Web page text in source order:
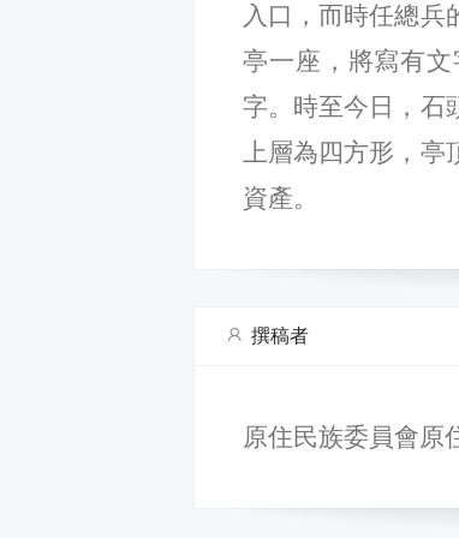
入口，而時任總兵
亭一座，將寫有
字。時至今日，石
上層為四方形，
資產。
撰稿者
原住民族委員會原